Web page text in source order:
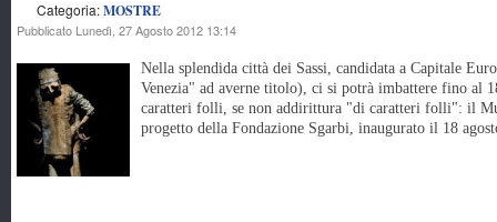
Categoria:MOSTRE
Pubblicato Lunedì, 27 Agosto 2012 13:14
Nella splendida città dei Sassi, candidata a Capitale
Venezia" ad averne titolo), ci si potrà imbattere fino al
caratteri folli, se non addirittura "di caratteri folli": il
progetto della Fondazione Sgarbi, inaugurato il 18